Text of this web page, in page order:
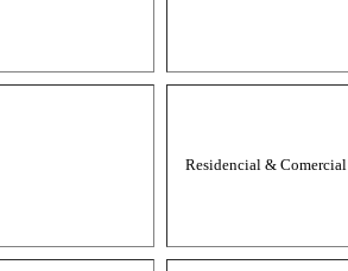
Residencial & Comercial